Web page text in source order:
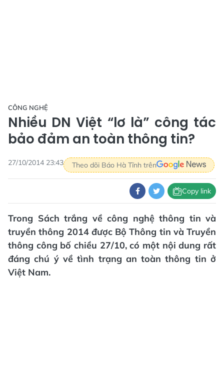
CÔNG NGHỆ
Nhiều DN Việt “lơ là” công tác
bảo đảm an toàn thông tin?
27/10/2014 23:43 Theo dõi Báo Hà Tĩnh trên
Copy link
Trong Sách trắng về công nghệ thông tin và
truyền thông 2014 được Bộ Thông tin và Truyền
thông công bố chiều 27/10, có một nội dung rất
đáng chú ý về tình trạng an toàn thông tin ở
Việt Nam.